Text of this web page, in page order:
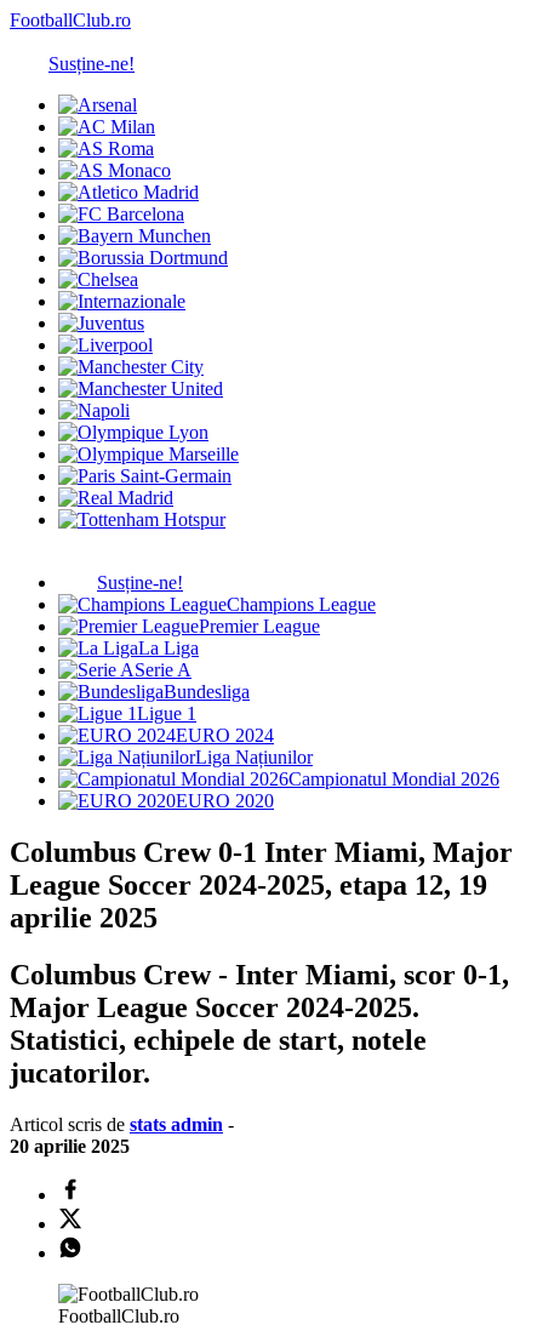
FootballClub.ro
Susține-ne!
Susține-ne!
Champions League
Premier League
La Liga
Serie A
Bundesliga
Ligue 1
EURO 2024
Liga Națiunilor
Campionatul Mondial 2026
EURO 2020
Columbus Crew 0-1 Inter Miami, Major
League Soccer 2024-2025, etapa 12, 19
aprilie 2025
Columbus Crew - Inter Miami, scor 0-1,
Major League Soccer 2024-2025.
Statistici, echipele de start, notele
jucatorilor.
Articol scris de stats admin -
20 aprilie 2025
FootballClub.ro